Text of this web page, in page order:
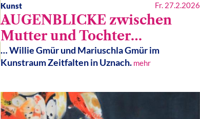
Kunst Fr. 27.2.2026
AUGENBLICKE zwischen
Mutter und Tochter…
… Willie Gmür und Mariuschla Gmür im
Kunstraum Zeitfalten in Uznach. mehr